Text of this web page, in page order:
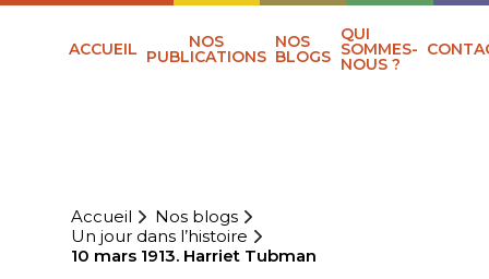
ACCUEIL NOS
PUBLICATIONS
NOS
BLOGS
QUI
SOMMES-
NOUS ?
Accueil
Nos blogs
Un jour dans l’histoire
10 mars 1913. Harriet Tubman